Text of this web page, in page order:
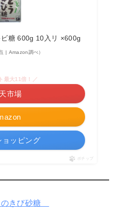
糖 600g 10入リ ×600g
| Amazon調べ）
最大11倍！／
市場
ョッピング
ポチップ
のきび砂糖